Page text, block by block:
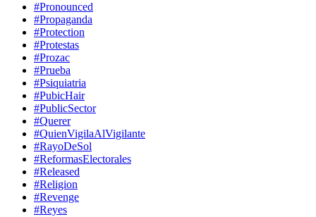
#Pronounced
#Propaganda
#Protection
#Protestas
#Prozac
#Prueba
#Psiquiatria
#PubicHair
#PublicSector
#Querer
#QuienVigilaAlVigilante
#RayoDeSol
#ReformasElectorales
#Released
#Religion
#Revenge
#Reyes